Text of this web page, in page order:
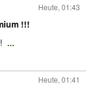
Heute, 01:43
!!!
...
Heute, 01:41